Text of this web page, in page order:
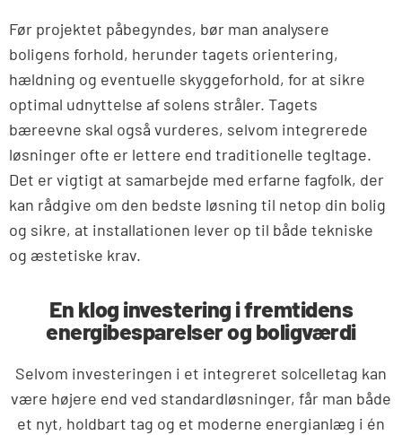
Før projektet påbegyndes, bør man analysere
boligens forhold, herunder tagets orientering,
hældning og eventuelle skyggeforhold, for at sikre
optimal udnyttelse af solens stråler. Tagets
bæreevne skal også vurderes, selvom integrerede
løsninger ofte er lettere end traditionelle tegltage.
Det er vigtigt at samarbejde med erfarne fagfolk, der
kan rådgive om den bedste løsning til netop din bolig
og sikre, at installationen lever op til både tekniske
og æstetiske krav.
En klog investering i fremtidens
energibesparelser og boligværdi
Selvom investeringen i et integreret solcelletag kan
være højere end ved standardløsninger, får man både
et nyt, holdbart tag og et moderne energianlæg i én